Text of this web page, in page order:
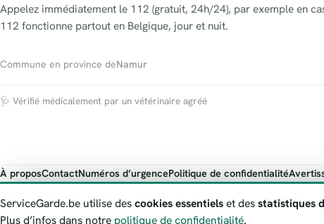
Appelez immédiatement le 112 (gratuit, 24h/24), par exemple en
112 fonctionne partout en Belgique, jour et nuit.
Commune en province deNamur
🩺 Vérifié médicalement par un vétérinaire agréé
À proposContactNuméros d’urgencePolitique de confidentialité
ServiceGarde.be présente des informations publiques de garde à titre
ServiceGarde.be utilise descookies essentielset desstatistiques
Plus d’infos dans notre politique de confidentialité.